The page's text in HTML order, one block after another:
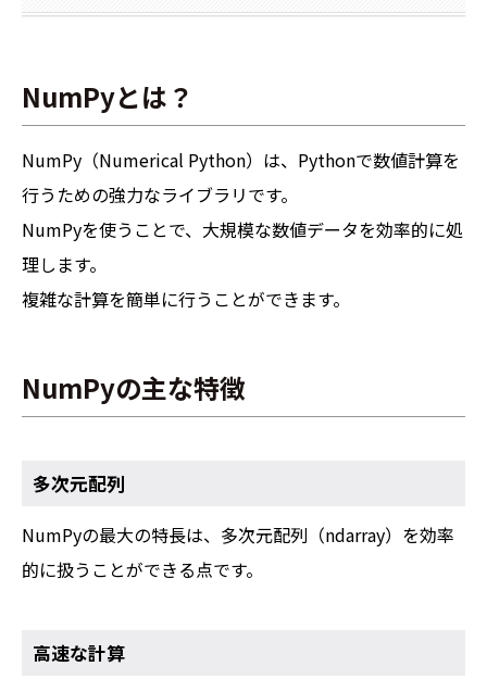
NumPyとは？
NumPy（Numerical Python）は、Pythonで数値計算を
行うための強力なライブラリです。
NumPyを使うことで、大規模な数値データを効率的に処
理します。
複雑な計算を簡単に行うことができます。
NumPyの主な特徴
多次元配列
NumPyの最大の特長は、多次元配列（ndarray）を効率
的に扱うことができる点です。
高速な計算